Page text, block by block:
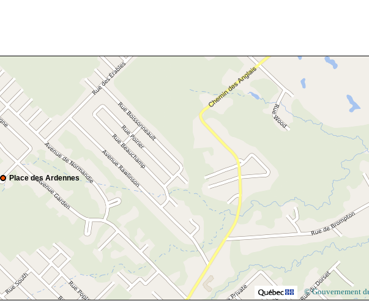
Place des Ardennes
© Gouvernement